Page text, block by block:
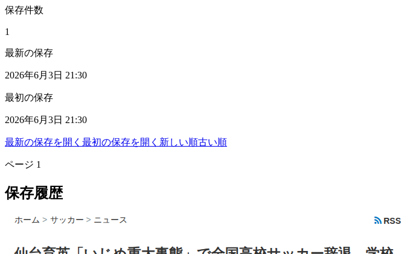
保存件数
1
最新の保存
2026年6月3日 21:30
最初の保存
2026年6月3日 21:30
最新の保存を開く 最初の保存を開く 新しい順古い順
ページ 1
保存履歴